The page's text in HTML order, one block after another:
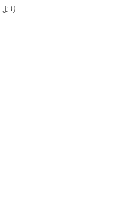
より